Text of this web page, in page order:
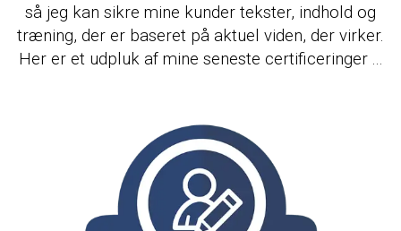
så jeg kan sikre mine kunder tekster, indhold og
træning, der er baseret på aktuel viden, der virker.
Her er et udpluk af mine seneste certificeringer ...